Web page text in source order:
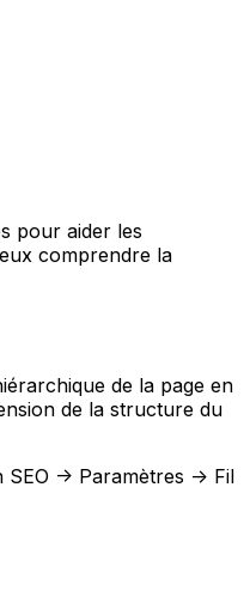
pour aider les
comprendre la
de la page en
de la structure du
SEO -> Paramètres -> Fil